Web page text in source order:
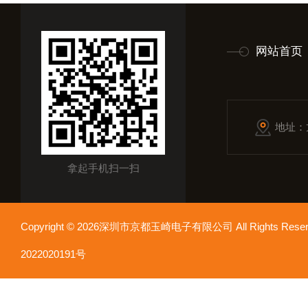
拿起手机扫一扫
网站首页
地址
Copyright © 2026深圳市京都玉崎电子有限公司 All Rights
2022020191号